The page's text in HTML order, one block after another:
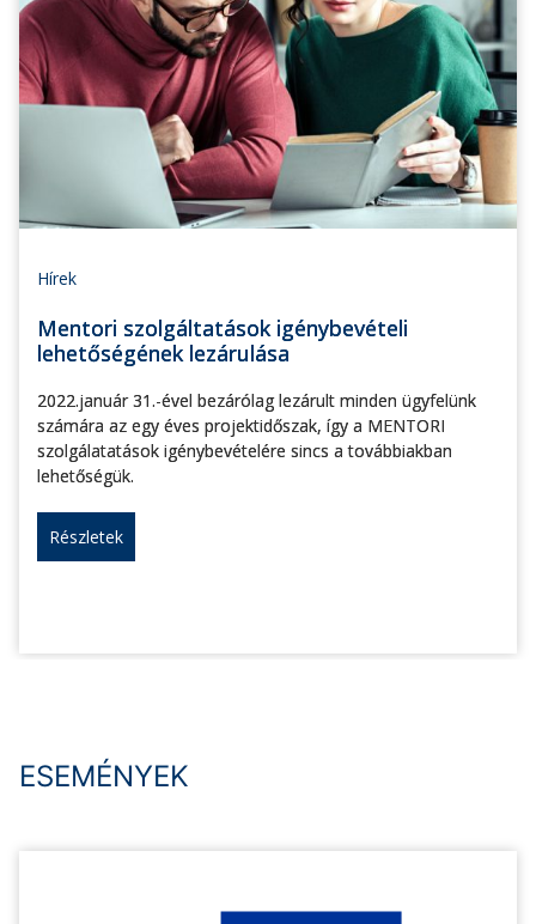
Hírek
Mentori szolgáltatások igénybevételi
lehetőségének lezárulása
2022.január 31.-ével bezárólag lezárult minden ügyfelünk
számára az egy éves projektidőszak, így a MENTORI
szolgálatatások igénybevételére sincs a továbbiakban
lehetőségük.
Részletek
ESEMÉNYEK